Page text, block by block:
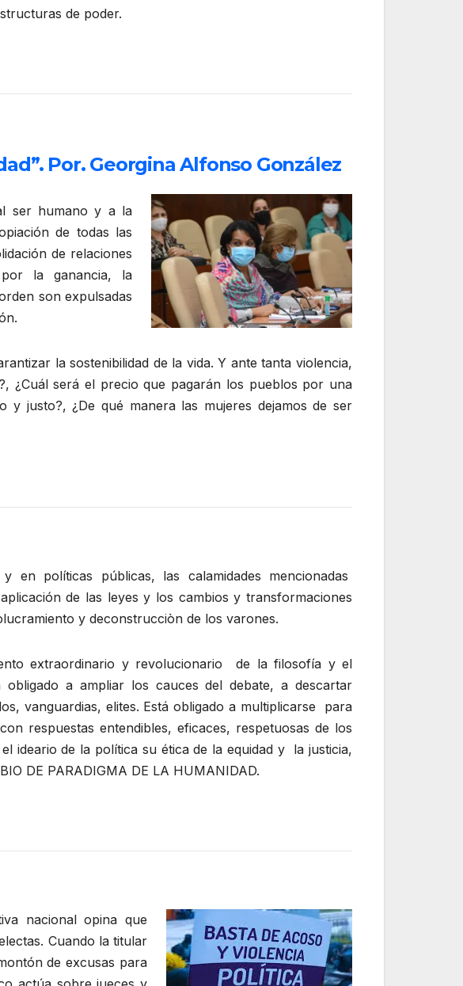
de poder.
Por. Georgina Alfonso González
ser humano y a la
de todas las
de relaciones
por la ganancia, la
son expulsadas
la sostenibilidad de la vida. Y ante tanta violencia,
¿Cuál será el precio que pagarán los pueblos por una
justo?, ¿De qué manera las mujeres dejamos de ser
en políticas públicas, las calamidades mencionadas
de las leyes y los cambios y transformaciones
y deconstrucciòn de los varones.
extraordinario y revolucionario de la filosofía y el
a ampliar los cauces del debate, a descartar
vanguardias, elites. Está obligado a multiplicarse para
respuestas entendibles, eficaces, respetuosas de los
ideario de la política su ética de la equidad y la justicia,
DE PARADIGMA DE LA HUMANIDAD.
nacional opina que
Cuando la titular
de excusas para